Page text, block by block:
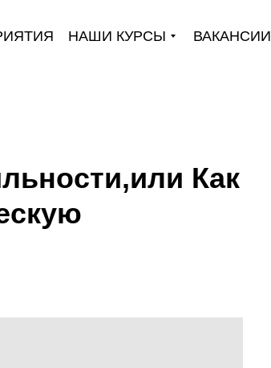
НАШИ КУРСЫ ВАКАНСИИ
Как